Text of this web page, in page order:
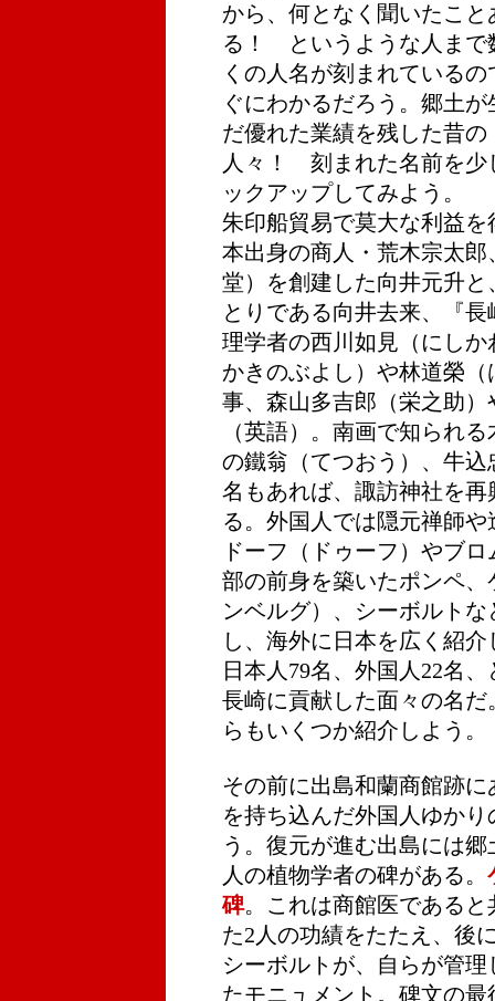
から、何となく聞いたこと
る！ というような人まで
くの人名が刻まれているの
ぐにわかるだろう。郷土が
だ優れた業績を残した昔の
人々！ 刻まれた名前を少
ックアップしてみよう。
朱印船貿易で莫大な利益
本出身の商人・荒木宗太
堂）を創建した向井元升
とりである向井去来、『
理学者の西川如見（にし
かきのぶよし）や林道榮
事、森山多吉郎（栄之助
（英語）。南画で知られ
の鐵翁（てつおう）、牛
名もあれば、諏訪神社を
る。外国人では隠元禅師
ドーフ（ドゥーフ）やブ
部の前身を築いたポンペ
ンベルグ）、シーボルト
し、海外に日本を広く紹
日本人79名、外国人22名
長崎に貢献した面々の名
らもいくつか紹介しよう。
その前に出島和蘭商館跡
を持ち込んだ外国人ゆか
う。復元が進む出島には
人の植物学者の碑がある。
碑。これは商館医である
た2人の功績をたたえ、後
シーボルトが、自らが管
たモニュメント。碑文の